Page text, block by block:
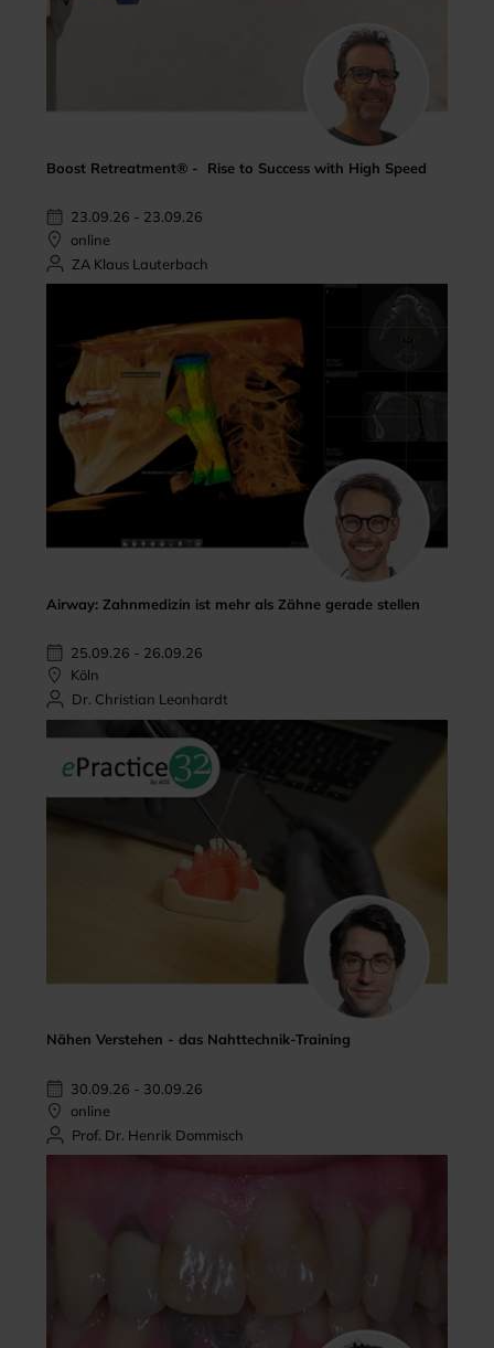
Boost Retreatment® - Rise to Success with High Speed
23.09.26 - 23.09.26
online
ZA Klaus Lauterbach
Airway: Zahnmedizin ist mehr als Zähne gerade stellen
25.09.26 - 26.09.26
Köln
Dr. Christian Leonhardt
Nähen Verstehen - das Nahttechnik-Training
30.09.26 - 30.09.26
online
Prof. Dr. Henrik Dommisch